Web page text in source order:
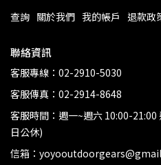
查詢 關於我們 我的帳戶 退款政
聯絡資訊
客服專線：02-2910-5030
客服傳真：02-2914-8648
客服時間：週一~週六 10:00-
日公休)
信箱：